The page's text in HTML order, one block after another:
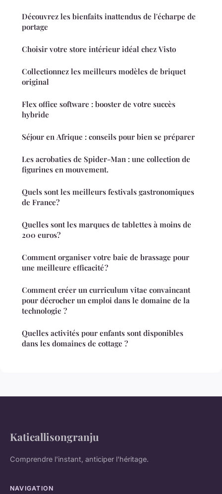
Découvrez les bienfaits inattendus de l'écharpe de
portage
Choisir votre store intérieur idéal chez Visto
Collectionnez les meilleurs modèles de briquet
original
Flex office software : booster de votre succès
hybride
Séjour en Afrique : conseils pour bien se préparer
Les acrobaties de Spider-Man : une collection de
figurines en mouvement.
Quels sont les meilleurs festivals gastronomiques
de France?
Quelles sont les marques de tablettes à moins de
200 euros?
Comment organiser votre baie de brassage pour
une meilleure efficacité ?
Comment créer un curriculum vitae convaincant
pour décrocher un emploi dans le domaine de la
technologie ?
Quelles activités pour enfants sont disponibles
dans les domaines de cottage ?
Katieallisongranju
Comprendre l'instant, anticiper l'héritage.
NAVIGATION